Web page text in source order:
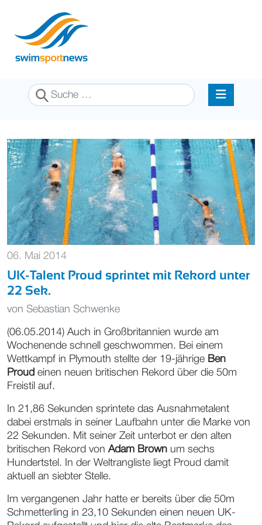
Suchen
06. Mai 2014
UK-Talent Proud sprintet mit Rekord unter
22 Sek.
von Sebastian Schwenke
(06.05.2014) Auch in Großbritannien wurde am
Wochenende schnell geschwommen. Bei einem
Wettkampf in Plymouth stellte der 19-jährige Ben
Proud einen neuen britischen Rekord über die 50m
Freistil auf.
In 21,86 Sekunden sprintete das Ausnahmetalent
dabei erstmals in seiner Laufbahn unter die Marke von
22 Sekunden. Mit seiner Zeit unterbot er den alten
britischen Rekord von Adam Brown um sechs
Hundertstel. In der Weltrangliste liegt Proud damit
aktuell an siebter Stelle.
Im vergangenen Jahr hatte er bereits über die 50m
Schmetterling in 23,10 Sekunden einen neuen UK-